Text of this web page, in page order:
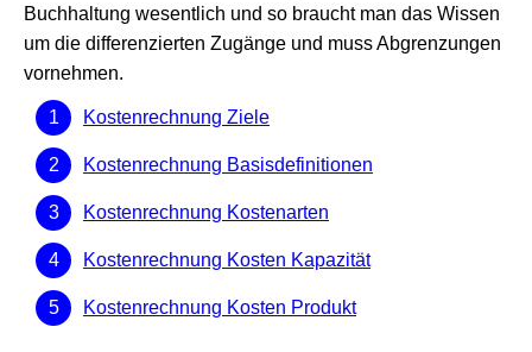
Buchhaltung wesentlich und so braucht man das Wissen
um die differenzierten Zugänge und muss Abgrenzungen
vornehmen.
Kostenrechnung Ziele
Kostenrechnung Basisdefinitionen
Kostenrechnung Kostenarten
Kostenrechnung Kosten Kapazität
Kostenrechnung Kosten Produkt